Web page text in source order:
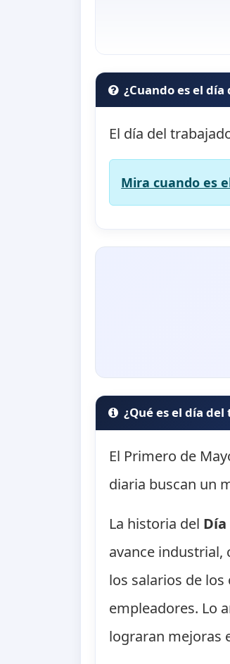
¿Cuando es el
El día del
Mira cuando es
¿Qué es el día
El Primero de
diaria buscan un
La historia del
avance industrial,
los salarios de
empleadores. Lo
lograran mejoras